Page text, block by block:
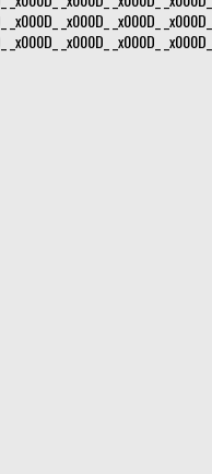
_x000D_ _x000D_ _x000D_
_x000D_ _x000D_ _x000D_